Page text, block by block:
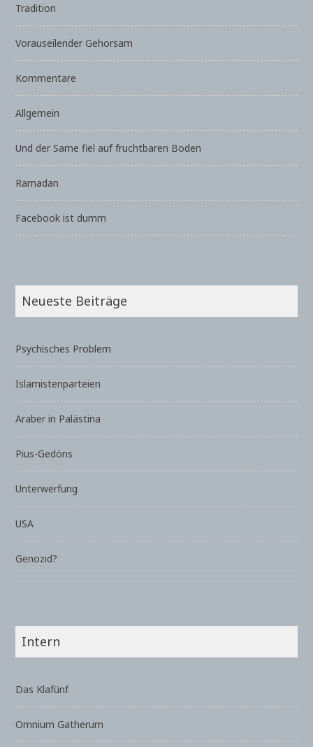
Tradition
Vorauseilender Gehorsam
Kommentare
Allgemein
Und der Same fiel auf fruchtbaren Boden
Ramadan
Facebook ist dumm
Neueste Beiträge
Psychisches Problem
Islamistenparteien
Araber in Palästina
Pius-Gedöns
Unterwerfung
USA
Genozid?
Intern
Das Klafünf
Omnium Gatherum